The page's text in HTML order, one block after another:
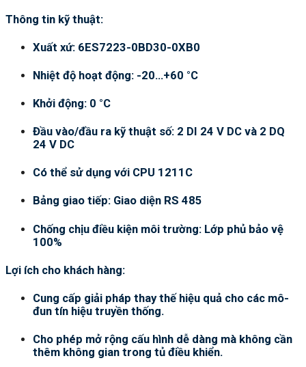
Thông tin kỹ thuật:
Xuất xứ: 6ES7223-0BD30-0XB0
Nhiệt độ hoạt động: -20…+60 °C
Khởi động: 0 °C
Đầu vào/đầu ra kỹ thuật số: 2 DI 24 V DC và 2 DQ
24 V DC
Có thể sử dụng với CPU 1211C
Bảng giao tiếp: Giao diện RS 485
Chống chịu điều kiện môi trường: Lớp phủ bảo vệ
100%
Lợi ích cho khách hàng:
Cung cấp giải pháp thay thế hiệu quả cho các mô-
đun tín hiệu truyền thống.
Cho phép mở rộng cấu hình dễ dàng mà không cần
thêm không gian trong tủ điều khiển.